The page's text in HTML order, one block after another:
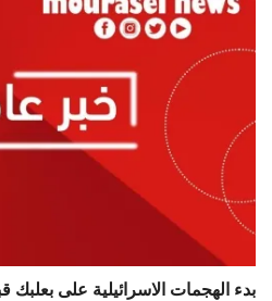
بدء الهجمات الاسرائيلية على بعلبك